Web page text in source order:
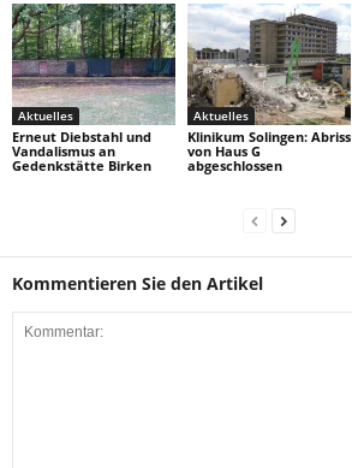
Aktuelles
Erneut Diebstahl und
Vandalismus an
Gedenkstätte Birken
Aktuelles
Klinikum Solingen: Abriss
von Haus G
abgeschlossen
Kommentieren Sie den Artikel